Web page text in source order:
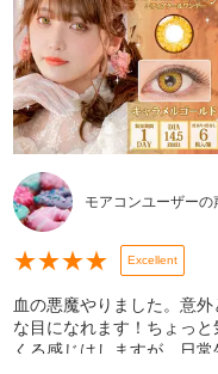
モアコンユーザーの
★★★★ Excellent
血の悪魔やりました。意
な目になれます！ちょっ
くる感じはしますが、日常